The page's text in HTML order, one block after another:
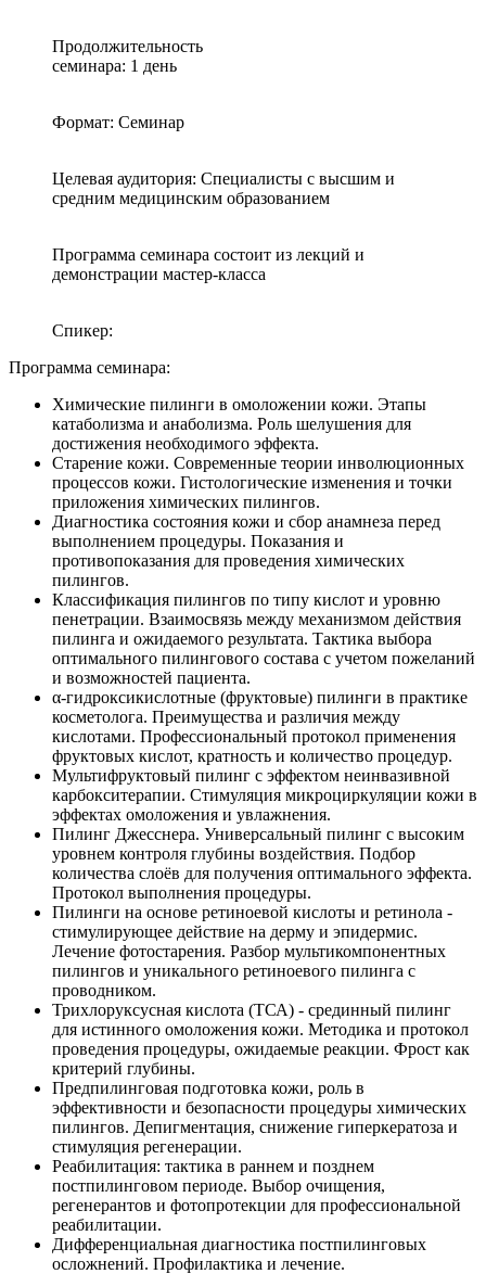
Продолжительность
семинара: 1 день
Формат: Семинар
Целевая аудитория: Специалисты с высшим и
средним медицинским образованием
Программа семинара состоит из лекций и
демонстрации мастер-класса
Спикер:
Программа семинара:
Химические пилинги в омоложении кожи. Этапы
катаболизма и анаболизма. Роль шелушения для
достижения необходимого эффекта.
Старение кожи. Современные теории инволюционных
процессов кожи. Гистологические изменения и точки
приложения химических пилингов.
Диагностика состояния кожи и сбор анамнеза перед
выполнением процедуры. Показания и
противопоказания для проведения химических
пилингов.
Классификация пилингов по типу кислот и уровню
пенетрации. Взаимосвязь между механизмом действия
пилинга и ожидаемого результата. Тактика выбора
оптимального пилингового состава с учетом пожеланий
и возможностей пациента.
α-гидроксикислотные (фруктовые) пилинги в практике
косметолога. Преимущества и различия между
кислотами. Профессиональный протокол применения
фруктовых кислот, кратность и количество процедур.
Мультифруктовый пилинг с эффектом неинвазивной
карбокситерапии. Стимуляция микроциркуляции кожи в
эффектах омоложения и увлажнения.
Пилинг Джесснера. Универсальный пилинг с высоким
уровнем контроля глубины воздействия. Подбор
количества слоёв для получения оптимального эффекта.
Протокол выполнения процедуры.
Пилинги на основе ретиноевой кислоты и ретинола -
стимулирующее действие на дерму и эпидермис.
Лечение фотостарения. Разбор мультикомпонентных
пилингов и уникального ретиноевого пилинга с
проводником.
Трихлоруксусная кислота (ТСА) - срединный пилинг
для истинного омоложения кожи. Методика и протокол
проведения процедуры, ожидаемые реакции. Фрост как
критерий глубины.
Предпилинговая подготовка кожи, роль в
эффективности и безопасности процедуры химических
пилингов. Депигментация, снижение гиперкератоза и
стимуляция регенерации.
Реабилитация: тактика в раннем и позднем
постпилинговом периоде. Выбор очищения,
регенерантов и фотопротекции для профессиональной
реабилитации.
Дифференциальная диагностика постпилинговых
осложнений. Профилактика и лечение.